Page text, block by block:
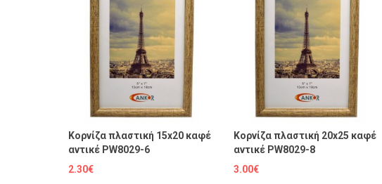
Κορνίζα πλαστική 15x20 καφέ
αντικέ PW8029-6
2.30€
Κορνίζα πλαστική 20x25 καφέ
αντικέ PW8029-8
3.00€